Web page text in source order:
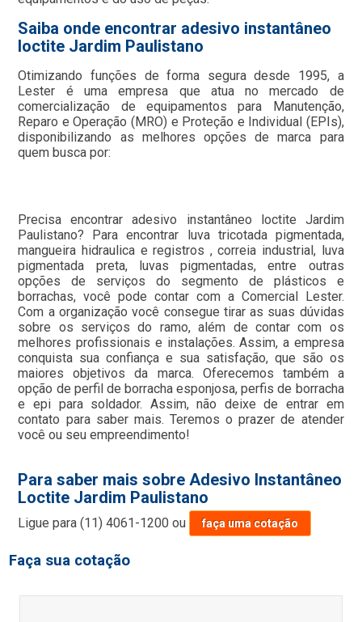
Saiba onde encontrar adesivo instantâneo
loctite Jardim Paulistano
Otimizando funções de forma segura desde 1995, a
Lester é uma empresa que atua no mercado de
comercialização de equipamentos para Manutenção,
Reparo e Operação (MRO) e Proteção e Individual (EPIs),
disponibilizando as melhores opções de marca para
quem busca por:
Precisa encontrar adesivo instantâneo loctite Jardim
Paulistano? Para encontrar luva tricotada pigmentada,
mangueira hidraulica e registros , correia industrial, luva
pigmentada preta, luvas pigmentadas, entre outras
opções de serviços do segmento de plásticos e
borrachas, você pode contar com a Comercial Lester.
Com a organização você consegue tirar as suas dúvidas
sobre os serviços do ramo, além de contar com os
melhores profissionais e instalações. Assim, a empresa
conquista sua confiança e sua satisfação, que são os
maiores objetivos da marca. Oferecemos também a
opção de perfil de borracha esponjosa, perfis de borracha
e epi para soldador. Assim, não deixe de entrar em
contato para saber mais. Teremos o prazer de atender
você ou seu empreendimento!
Para saber mais sobre Adesivo Instantâneo
Loctite Jardim Paulistano
Ligue para(11) 4061-1200 ou faça uma cotação
Faça sua cotação